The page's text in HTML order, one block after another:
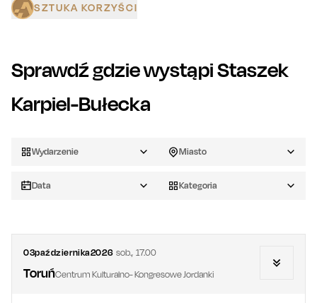
SZTUKA KORZYŚCI
Sprawdź gdzie wystąpiStaszek
Karpiel-Bułecka
Wydarzenie Miasto
Data Kategoria
03października2026 sob.,17.00
ToruńCentrum Kulturalno- Kongresowe Jordanki